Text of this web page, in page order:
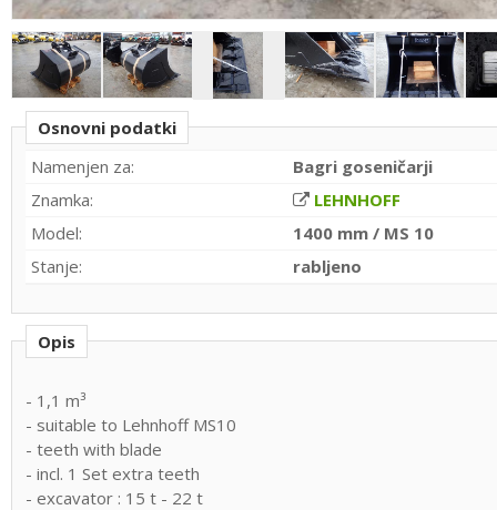
Osnovni podatki
Namenjen za:
Bagri goseničarji
Znamka:
LEHNHOFF
Model:
1400 mm / MS 10
Stanje:
rabljeno
Opis
- 1,1 m³
- suitable to Lehnhoff MS10
- teeth with blade
- incl. 1 Set extra teeth
- excavator : 15 t - 22 t